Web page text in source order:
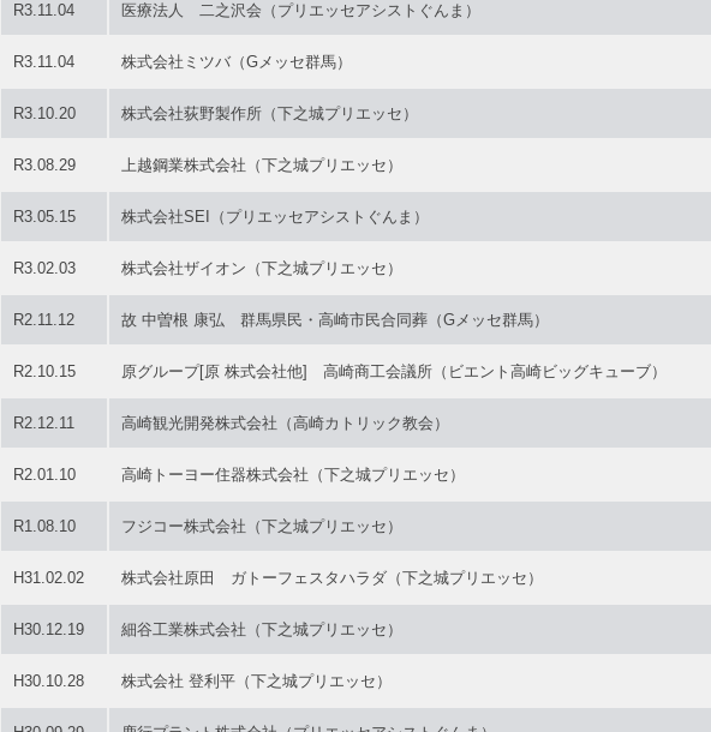
R3.11.04 医療法人 二之沢会（プリエッセアシストぐんま）
R3.11.04 株式会社ミツバ（Gメッセ群馬）
R3.10.20 株式会社荻野製作所（下之城プリエッセ）
R3.08.29 上越鋼業株式会社（下之城プリエッセ）
R3.05.15 株式会社SEI（プリエッセアシストぐんま）
R3.02.03 株式会社ザイオン（下之城プリエッセ）
R2.11.12 故 中曽根 康弘 群馬県民・高崎市民合同葬（Gメッセ群馬）
R2.10.15 原グループ[原 株式会社他] 高崎商工会議所（ビエント高崎ビッグキューブ）
R2.12.11 高崎観光開発株式会社（高崎カトリック教会）
R2.01.10 高崎トーヨー住器株式会社（下之城プリエッセ）
R1.08.10 フジコー株式会社（下之城プリエッセ）
H31.02.02 株式会社原田 ガトーフェスタハラダ（下之城プリエッセ）
H30.12.19 細谷工業株式会社（下之城プリエッセ）
H30.10.28 株式会社 登利平（下之城プリエッセ）